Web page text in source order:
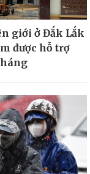
giới ở Đắk Lắk
được hỗ trợ